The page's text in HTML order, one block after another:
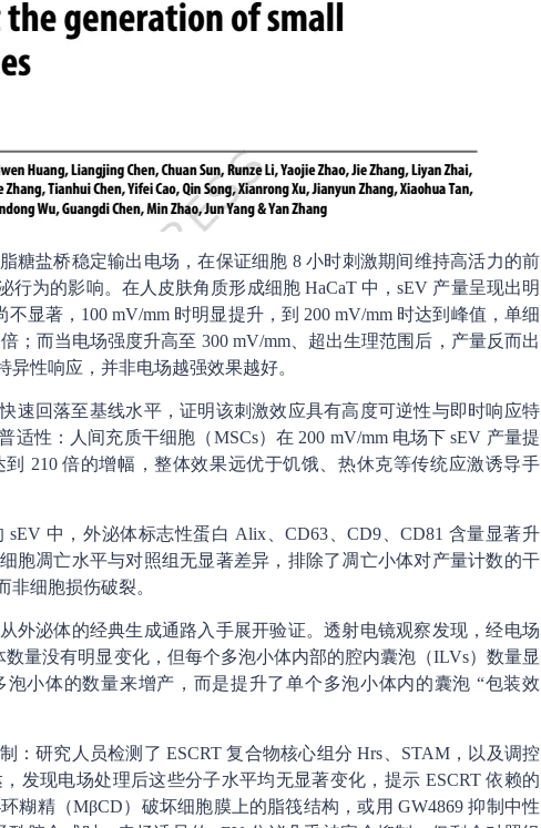
糖盐桥稳定输出电场，在保证细胞 8 小时刺激期间维持高活力的前
为的影响。在人皮肤角质形成细胞 HaCaT 中，sEV 产量呈现出明
显著，100 mV/mm 时明显提升，到 200 mV/mm 时达到峰值，单细
；而当电场强度升高至 300 mV/mm、超出生理范围后，产量反而出
性响应，并非电场越强效果越好。
速回落至基线水平，证明该刺激效应具有高度可逆性与即时响应特
性：人间充质干细胞（MSCs）在 200 mV/mm 电场下 sEV 产量提
到 210 倍的增幅，整体效果远优于饥饿、热休克等传统应激诱导手
中，外泌体标志性蛋白 Alix、CD63、CD9、CD81 含量显著升
胞凋亡水平与对照组无显著差异，排除了凋亡小体对产量计数的干
细胞损伤破裂。
外泌体的经典生成通路入手展开验证。透射电镜观察发现，经电场
量没有明显变化，但每个多泡小体内部的腔内囊泡（ILVs）数量显
小体的数量来增产，而是提升了单个多泡小体内的囊泡 “包装效
：研究人员检测了 ESCRT 复合物核心组分 Hrs、STAM，以及调控
，发现电场处理后这些分子水平均无显著变化，提示 ESCRT 依赖的
糊精（MβCD）破坏细胞膜上的脂筏结构，或用 GW4869 抑制中性